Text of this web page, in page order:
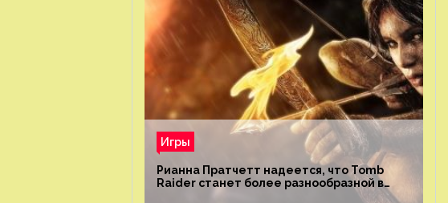
Игры
Рианна Пратчетт надеется, что Tomb
Raider станет более разнообразной в
плане репрезентации